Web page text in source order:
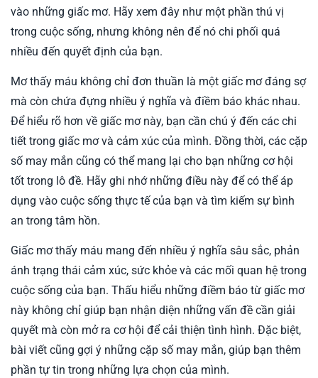
vào những giấc mơ. Hãy xem đây như một phần thú vị
trong cuộc sống, nhưng không nên để nó chi phối quá
nhiều đến quyết định của bạn.
Mơ thấy máu không chỉ đơn thuần là một giấc mơ đáng sợ
mà còn chứa đựng nhiều ý nghĩa và điềm báo khác nhau.
Để hiểu rõ hơn về giấc mơ này, bạn cần chú ý đến các chi
tiết trong giấc mơ và cảm xúc của mình. Đồng thời, các cặp
số may mắn cũng có thể mang lại cho bạn những cơ hội
tốt trong lô đề. Hãy ghi nhớ những điều này để có thể áp
dụng vào cuộc sống thực tế của bạn và tìm kiếm sự bình
an trong tâm hồn.
Giấc mơ thấy máu mang đến nhiều ý nghĩa sâu sắc, phản
ánh trạng thái cảm xúc, sức khỏe và các mối quan hệ trong
cuộc sống của bạn. Thấu hiểu những điềm báo từ giấc mơ
này không chỉ giúp bạn nhận diện những vấn đề cần giải
quyết mà còn mở ra cơ hội để cải thiện tình hình. Đặc biệt,
bài viết cũng gợi ý những cặp số may mắn, giúp bạn thêm
phần tự tin trong những lựa chọn của mình.